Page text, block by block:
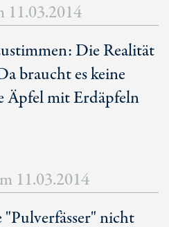
11.03.2014
Die Realität
braucht es keine
Äpfel mit Erdäpfeln
11.03.2014
"Pulverfässer" nicht